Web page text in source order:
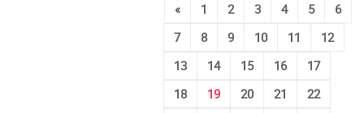
« 1 2 3 4 5
6
7
8 9 10 11
12
13
14 15 16
17
18
19 20 21
22